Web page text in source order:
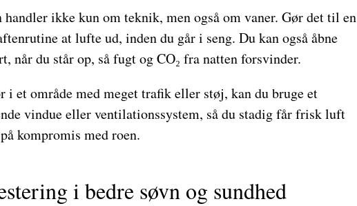
ikke kun om teknik, men også om vaner. Gør det til en
at lufte ud, inden du går i seng. Du kan også åbne
når du står op, så fugt og CO₂ fra natten forsvinder.
i et område med meget trafik eller støj, kan du bruge et
vindue eller ventilationssystem, så du stadig får frisk luft
kompromis med roen.
i bedre søvn og sundhed